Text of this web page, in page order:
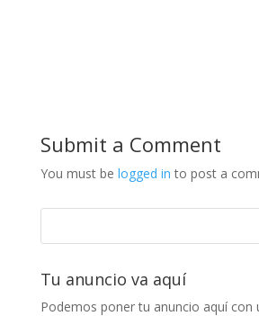
Submit a Comment
You must be logged in to post a
Tu anuncio va aquí
Podemos poner tu anuncio aquí con